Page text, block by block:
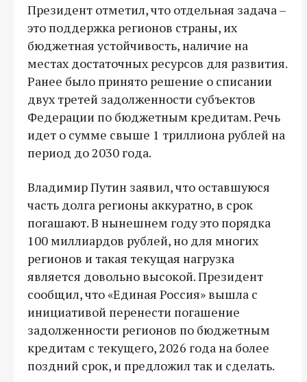
Президент отметил, что отдельная задача –
это поддержка регионов страны, их
бюджетная устойчивость, наличие на
местах достаточных ресурсов для развития.
Ранее было принято решение о списании
двух третей задолженности субъектов
Федерации по бюджетным кредитам. Речь
идет о сумме свыше 1 триллиона рублей на
период до 2030 года.
Владимир Путин заявил, что оставшуюся
часть долга регионы аккуратно, в срок
погашают. В нынешнем году это порядка
100 миллиардов рублей, но для многих
регионов и такая текущая нагрузка
является довольно высокой. Президент
сообщил, что «Единая Россия» вышла с
инициативой перенести погашение
задолженности регионов по бюджетным
кредитам с текущего, 2026 года на более
поздний срок, и предложил так и сделать.